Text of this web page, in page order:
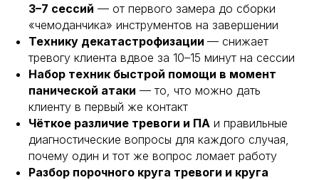
3–7 сессий — от первого замера до сборки
«чемоданчика» инструментов на завершении
Технику декатастрофизации — снижает
тревогу клиента вдвое за 10–15 минут на сессии
Набор техник быстрой помощи в момент
панической атаки — то, что можно дать
клиенту в первый же контакт
Чёткое различие тревоги и ПА и правильные
диагностические вопросы для каждого случая,
почему один и тот же вопрос ломает работу
Разбор порочного круга тревоги и круга
ЗАПИСАТЬСЯ